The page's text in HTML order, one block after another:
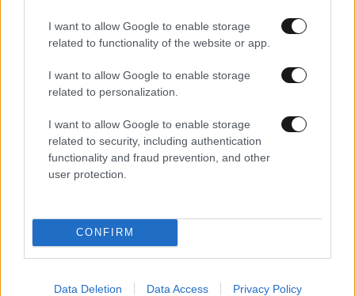
I want to allow Google to enable storage
related to functionality of the website or app.
I want to allow Google to enable storage
related to personalization.
I want to allow Google to enable storage
related to security, including authentication
functionality and fraud prevention, and other
user protection.
CONFIRM
Data Deletion Data Access Privacy Policy
ΠΡΟΣΘΕΣΤΕ ΤΟ ΣΧΟΛΙΟ ΣΑΣ